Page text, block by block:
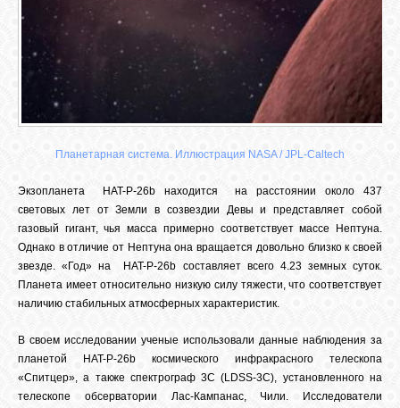
Планетарная система. Иллюстрация NASA / JPL-Caltech
Экзопланета HAT-P-26b находится на расстоянии около 437
световых лет от Земли в созвездии Девы и представляет собой
газовый гигант, чья масса примерно соответствует массе Нептуна.
Однако в отличие от Нептуна она вращается довольно близко к своей
звезде. «Год» на HAT-P-26b составляет всего 4.23 земных суток.
Планета имеет относительно низкую силу тяжести, что соответствует
наличию стабильных атмосферных характеристик.
В своем исследовании ученые использовали данные наблюдения за
планетой HAT-P-26b космического инфракрасного телескопа
«Спитцер», а также спектрограф 3C (LDSS-3C), установленного на
телескопе обсерватории Лас-Кампанас, Чили. Исследователи